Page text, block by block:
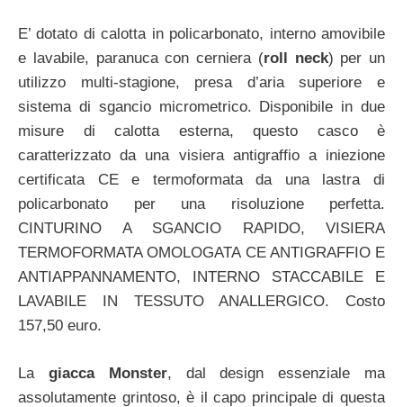
E’ dotato di calotta in policarbonato, interno amovibile
e lavabile, paranuca con cerniera (roll neck) per un
utilizzo multi-stagione, presa d’aria superiore e
sistema di sgancio micrometrico. Disponibile in due
misure di calotta esterna, questo casco è
caratterizzato da una visiera antigraffio a iniezione
certificata CE e termoformata da una lastra di
policarbonato per una risoluzione perfetta.
CINTURINO A SGANCIO RAPIDO, VISIERA
TERMOFORMATA OMOLOGATA CE ANTIGRAFFIO E
ANTIAPPANNAMENTO, INTERNO STACCABILE E
LAVABILE IN TESSUTO ANALLERGICO. Costo
157,50 euro.
La giacca Monster, dal design essenziale ma
assolutamente grintoso, è il capo principale di questa